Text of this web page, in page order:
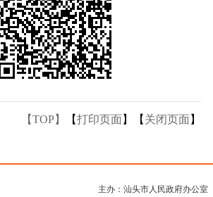
【TOP】 【打印页面】【 关闭页面】
主办：汕头市人民政府办公